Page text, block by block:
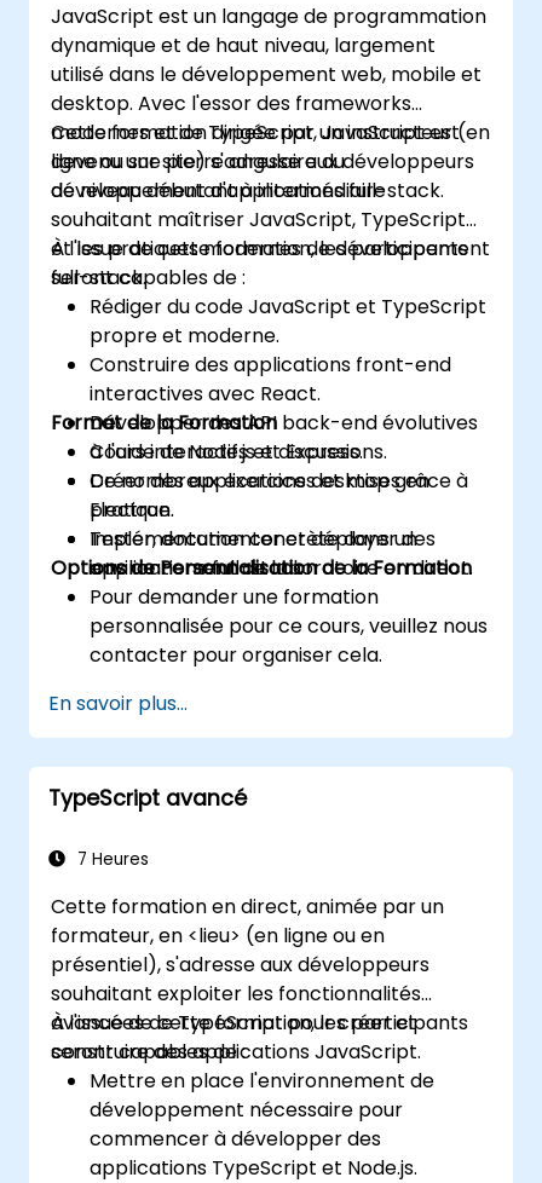
JavaScript est un langage de programmation
dynamique et de haut niveau, largement
utilisé dans le développement web, mobile et
desktop. Avec l'essor des frameworks
modernes et de TypeScript, JavaScript est
devenu une pierre angulaire du
développement d'applications full-stack.
Cette formation dirigée par un instructeur (en
ligne ou sur site) s'adresse aux développeurs
de niveau débutant à intermédiaire
souhaitant maîtriser JavaScript, TypeScript
et les pratiques modernes de développement
full-stack.
À l'issue de cette formation, les participants
seront capables de :
Rédiger du code JavaScript et TypeScript
propre et moderne.
Construire des applications front-end
interactives avec React.
Développer des API back-end évolutives
à l'aide de Node.js et Express.
Créer des applications desktop grâce à
Electron.
Tester, documenter et déployer des
applications full-stack.
Format de la Formation
Cours interactifs et discussions.
De nombreux exercices et mises en
pratique.
Implémentation concrète dans un
environnement de laboratoire en direct.
Options de Personnalisation de la Formation
Pour demander une formation
personnalisée pour ce cours, veuillez nous
contacter pour organiser cela.
En savoir plus...
TypeScript avancé
7 Heures
Cette formation en direct, animée par un
formateur, en <lieu> (en ligne ou en
présentiel), s'adresse aux développeurs
souhaitant exploiter les fonctionnalités
avancées de TypeScript pour créer et
construire des applications JavaScript.
À l'issue de cette formation, les participants
seront capables de :
Mettre en place l'environnement de
développement nécessaire pour
commencer à développer des
applications TypeScript et Node.js.